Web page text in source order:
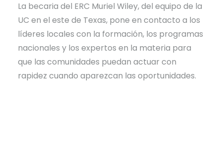
La becaria del ERC Muriel Wiley, del equipo de la
UC en el este de Texas, pone en contacto a los
líderes locales con la formación, los programas
nacionales y los expertos en la materia para
que las comunidades puedan actuar con
rapidez cuando aparezcan las oportunidades.